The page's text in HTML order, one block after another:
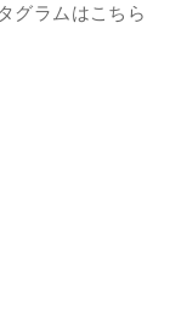
グラムはこちら